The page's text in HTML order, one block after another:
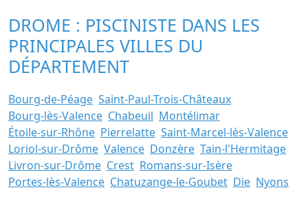
DROME : PISCINISTE DANS LES
PRINCIPALES VILLES DU
DÉPARTEMENT
Bourg-de-Péage Saint-Paul-Trois-Châteaux
Bourg-lès-Valence Chabeuil Montélimar
Étoile-sur-Rhône Pierrelatte Saint-Marcel-lès-Valence
Loriol-sur-Drôme Valence Donzère Tain-l'Hermitage
Livron-sur-Drôme Crest Romans-sur-Isère
Portes-lès-Valence Chatuzange-le-Goubet Die Nyons